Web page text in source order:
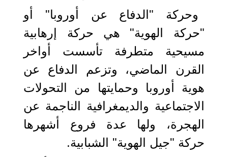
وحركة "الدفاع عن أوروبا" أو
"حركة الهوية" هي حركة إرهابية
مسيحية متطرفة تأسست أواخر
القرن الماضي، وتزعم الدفاع عن
هوية أوروبا وحمايتها من التحولات
الاجتماعية والديمغرافية الناجمة عن
الهجرة، ولها عدة فروع أشهرها
حركة "جيل الهوية" الشبابية.